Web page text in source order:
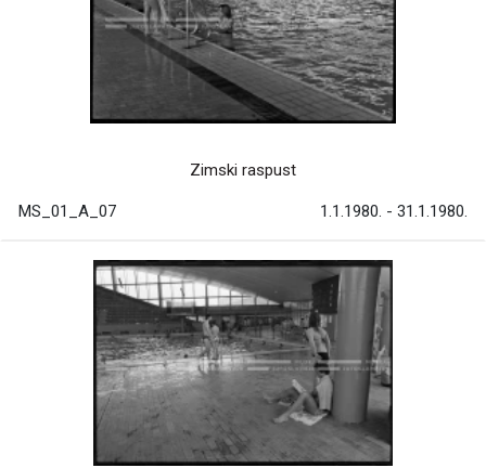
Zimski raspust
MS_01_A_07 1.1.1980. - 31.1.1980.